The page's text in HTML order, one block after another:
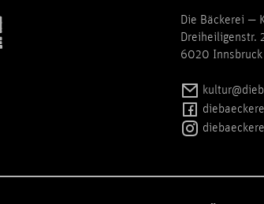
Die Bäckerei —
Dreiheiligenstr.
6020 Innsbruck